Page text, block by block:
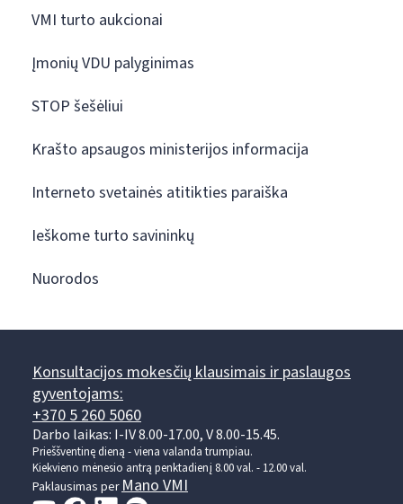
VMI turto aukcionai
Įmonių VDU palyginimas
STOP šešėliui
Krašto apsaugos ministerijos informacija
Interneto svetainės atitikties paraiška
Ieškome turto savininkų
Nuorodos
Konsultacijos mokesčių klausimais ir paslaugos
gyventojams:
+370 5 260 5060
Darbo laikas: I-IV 8.00-17.00, V 8.00-15.45.
Prieššventinę dieną - viena valanda trumpiau.
Kiekvieno mėnesio antrą penktadienį 8.00 val. - 12.00 val.
Paklausimas perMano VMI